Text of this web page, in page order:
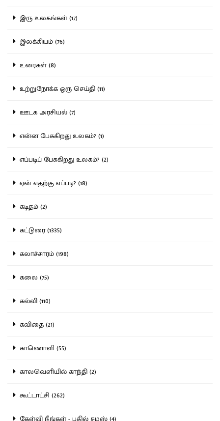
இரு உலகங்கள் (17)
இலக்கியம் (76)
உரைகள் (8)
உற்றுநோக்க ஒரு செய்தி (11)
ஊடக அரசியல் (7)
என்ன பேசுகிறது உலகம்? (1)
எப்படிப் பேசுகிறது உலகம்? (2)
ஏன் எதற்கு எப்படி? (18)
கடிதம் (2)
கட்டுரை (1335)
கலாச்சாரம் (198)
கலை (75)
கல்வி (110)
கவிதை (21)
காணொளி (55)
காலவெளியில் காந்தி (2)
கூட்டாட்சி (262)